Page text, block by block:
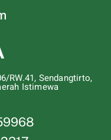
RW.41, Sendangtirto,
Istimewa